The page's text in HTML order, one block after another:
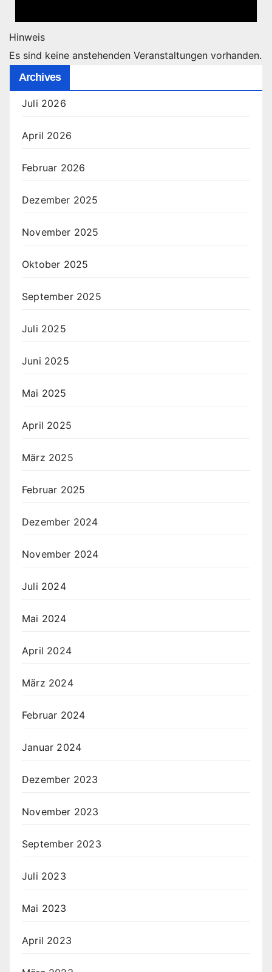
Hinweis
Es sind keine anstehenden Veranstaltungen vorhanden.
Archives
Juli 2026
April 2026
Februar 2026
Dezember 2025
November 2025
Oktober 2025
September 2025
Juli 2025
Juni 2025
Mai 2025
April 2025
März 2025
Februar 2025
Dezember 2024
November 2024
Juli 2024
Mai 2024
April 2024
März 2024
Februar 2024
Januar 2024
Dezember 2023
November 2023
September 2023
Juli 2023
Mai 2023
April 2023